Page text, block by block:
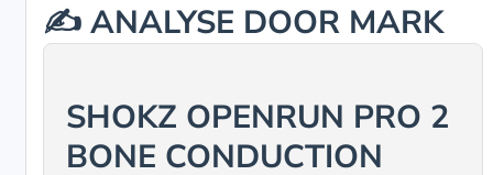
✍️ ANALYSE DOOR MARK
SHOKZ OPENRUN PRO 2
BONE CONDUCTION